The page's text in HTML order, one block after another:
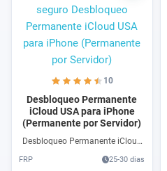
10
Desbloqueo Permanente
iCloud USA para iPhone
(Permanente por Servidor)
Desbloqueo Permanente iCloud
por Servidor) en todas las
FRP 25-30 dias